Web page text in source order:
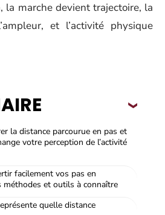
la marche devient trajectoire, la
et l’activité physique
la distance parcourue en pas et
votre perception de l’activité
facilement vos pas en
méthodes et outils à connaître
quelle distance